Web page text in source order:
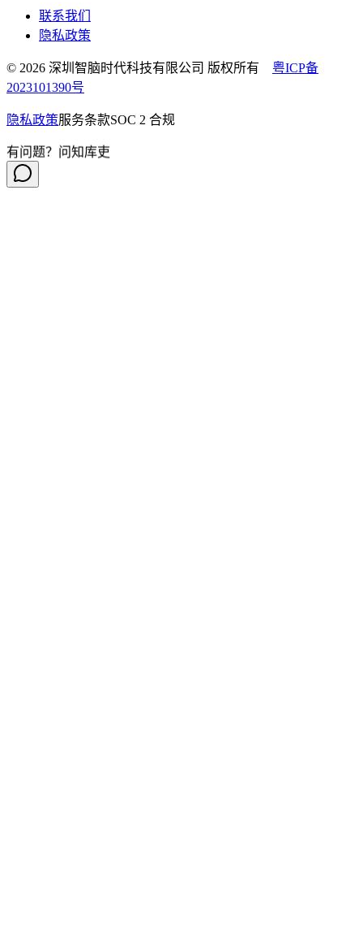
联系我们
隐私政策
© 2026 深圳智脑时代科技有限公司 版权所有 粤ICP备
2023101390号
隐私政策服务条款SOC 2 合规
有问题？问知库吏